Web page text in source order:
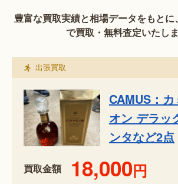
豊富な買取実績と相場データをもと
で買取・無料査定いたしま
出張買取
CAMUS：
オン デラッ
ンタなど2点
買取金額 18,000円